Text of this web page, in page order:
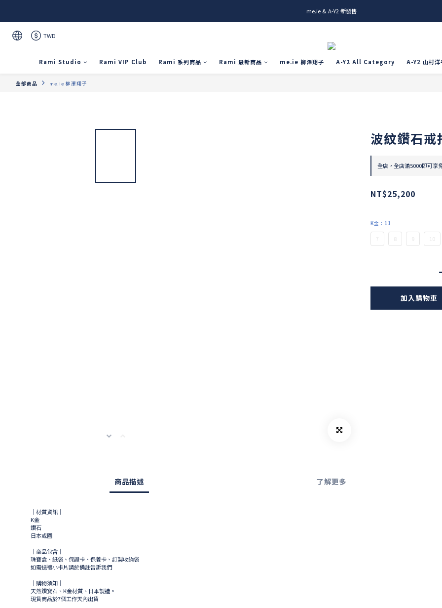
me.ie & A-Y2 新發售
me.ie & A-Y2 新發售
TWD
Rami Studio Rami VIP Club Rami 系列商品 Rami 最新商品 me.ie 柳澤翔子 A-Y2 All Category A-Y2 山村洋
全部商品 me.ie 柳澤翔子
波紋鑽石戒
全店，全店滿5000即可享
NT$25,200
K金 : 11
7 8 9 10
加入購物車
商品描述 了解更多
｜材質資訊｜
K金
鑽石
日本戒圍
｜商品包含｜
珠寶盒、紙袋、保證卡、保養卡、訂製收納袋
如需送禮小卡片請於備註告訴我們
｜購物須知｜
天然鑽寶石、K金材質、日本製造。
現貨商品於7個工作天內出貨